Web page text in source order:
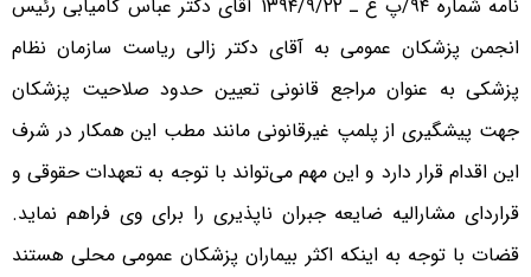
نامه شماره ۹۴/پ ع ـ ۱۳۹۴/۹/۲۲ آقای دکتر عباس کامیابی رئیس
انجمن پزشکان عمومی به آقای دکتر زالی ریاست سازمان نظام
پزشکی به عنوان مراجع قانونی تعیین حدود صلاحیت پزشکان
جهت پیشگیری از پلمپ غیرقانونی مانند مطب این همکار در شرف
این اقدام قرار دارد و این مهم می‌تواند با توجه به تعهدات حقوقی و
قراردای مشارالیه ضایعه جبران ناپذیری را برای وی فراهم نماید.
قضات با توجه به اینکه اکثر بیماران پزشکان عمومی محلی هستند